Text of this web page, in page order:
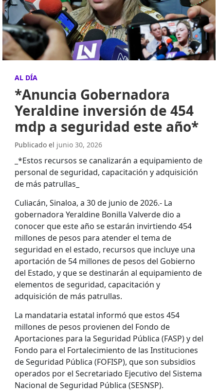
AL DÍA
*Anuncia Gobernadora
Yeraldine inversión de 454
mdp a seguridad este año*
Publicado el junio 30, 2026
_*Estos recursos se canalizarán a equipamiento de
personal de seguridad, capacitación y adquisición
de más patrullas_
Culiacán, Sinaloa, a 30 de junio de 2026.- La
gobernadora Yeraldine Bonilla Valverde dio a
conocer que este año se estarán invirtiendo 454
millones de pesos para atender el tema de
seguridad en el estado, recursos que incluye una
aportación de 54 millones de pesos del Gobierno
del Estado, y que se destinarán al equipamiento de
elementos de seguridad, capacitación y
adquisición de más patrullas.
La mandataria estatal informó que estos 454
millones de pesos provienen del Fondo de
Aportaciones para la Seguridad Pública (FASP) y del
Fondo para el Fortalecimiento de las Instituciones
de Seguridad Pública (FOFISP), que son subsidios
operados por el Secretariado Ejecutivo del Sistema
Nacional de Seguridad Pública (SESNSP).